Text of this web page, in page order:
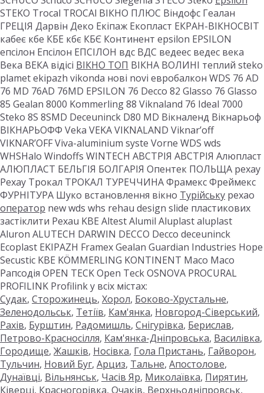
STEKO Trocal TROCAl ВІКНО ПЛЮС Віндофс Геалан
ГРЕЦІЯ Дарвін Деко Екіпаж Екопласт ЕКРАН-ВІКНОСВІТ
кабеє кбе КБЕ кбє КБЄ Континент epsilon EPSILON
епсілон Епсілон ЕПСІЛОН вдс ВДС ведеес ведес века
Века ВЕКА відісі ВІКНО ТОП ВІКНА ВОЛИНІ теплий steko
plamet ekipazh vikonda нові novi евробалкон WDS 76 AD
76 MD 76AD 76MD EPSILON 76 Decco 82 Glasso 76 Glasso
85 Gealan 8000 Kommerling 88 Viknaland 76 Ideal 7000
Steko 8S 8SMD Deceuninck D80 MD Вікналенд Вікнарьоф
ВІКНАРЬОФФ Veka VEKA VIKNALAND Viknar’off
VIKNAR’OFF Viva-aluminium syste Vorne WDS wds
WHSHalo Windoffs WINTECH АВСТРІЯ АВСТРІЯ Алюпласт
АЛЮПЛАСТ БЕЛЬГІЯ БОЛГАРІЯ Опентек ПОЛЬЩА рехау
Рехау Трокал ТРОКАЛ ТУРЕЧЧИНА Фрамекс Фреймекс
ФУРНІТУРА Шуко встановлення вікно Турійську рехао
оператор new wds whs rehau design slide пластикових
застіклити Рехаu KBE Altest Alumil Aluplast aluplast
Aluron ALUTECH DARWIN DECCO Decco deceuninck
Ecoplast EKIPAZH Framex Gealan Guardian Industries Hope
Secustic KBE KÖMMERLING KONTINENT Maco Maco
Рапсодія OPEN TECK Open Teck OSNOVA PROCURAL
PROFILINK Profilink у всіх містах:
Судак, Сторожинець, Хорол, Боково-Хрустальне,
Зеленодольськ, Тетіїв, Кам'янка, Новгород-Сіверський,
Рахів, Бурштин, Радомишль, Снігурівка, Берислав,
Петрово-Красносілля, Кам'янка-Дніпровська, Василівка,
Городище, Жашків, Носівка, Гола Пристань, Гайворон,
Тульчин, Новий Буг, Арциз, Тальне, Апостолове,
Дунаївці, Вільнянськ, Часів Яр, Миколаївка, Пирятин,
Ківерці, Красногорівка, Очаків, Верхньодніпровськ,